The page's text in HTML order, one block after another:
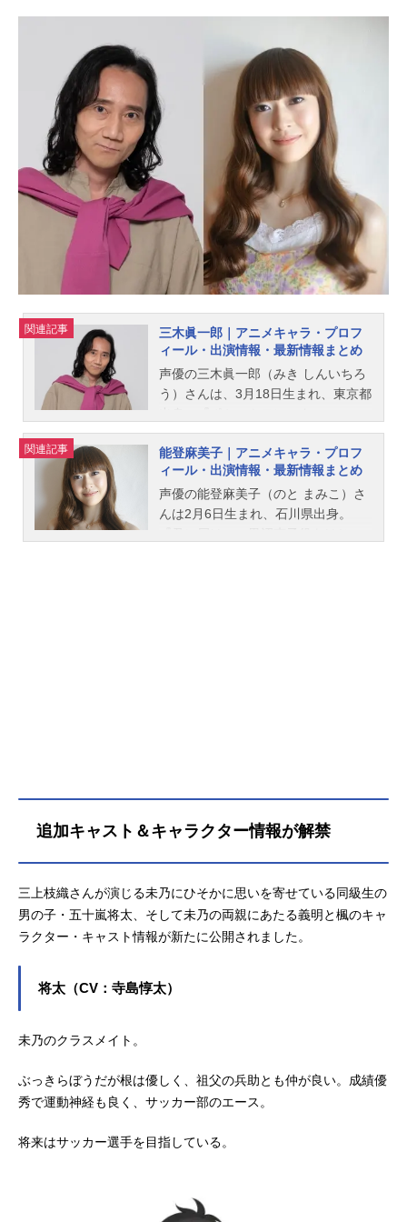
関連記事
三木眞一郎｜アニメキャラ・プロフ
ィール・出演情報・最新情報まとめ
声優の三木眞一郎（みき しんいちろ
う）さんは、3月18日生まれ、東京都
ジロウ役をはじめ、『機動戦士ガン
ダム00』のロックオン・ストラトス
役など、人気作品のキャラクターを
多く演じています。こちらでは、三
木眞一郎さんのオススメ記事をご紹
関連記事
能登麻美子｜アニメキャラ・プロフ
ィール・出演情報・最新情報まとめ
声優の能登麻美子（のと まみこ）さ
んは2月6日生まれ、石川県出身。
追加キャスト＆キャラクター情報が解禁
三上枝織さんが演じる未乃にひそかに思いを寄せている同級生の
男の子・五十嵐将太、そして未乃の両親にあたる義明と楓のキャ
ラクター・キャスト情報が新たに公開されました。
将太（CV：寺島惇太）
未乃のクラスメイト。
ぶっきらぼうだが根は優しく、祖父の兵助とも仲が良い。成績優
秀で運動神経も良く、サッカー部のエース。
将来はサッカー選手を目指している。